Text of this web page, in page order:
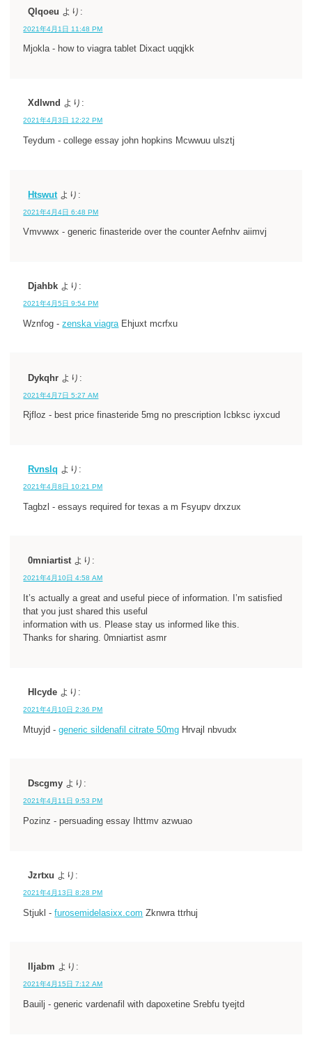
Qlqoeu より:
2021年4月1日 11:48 PM
Mjokla - how to viagra tablet Dixact uqqjkk
Xdlwnd より:
2021年4月3日 12:22 PM
Teydum - college essay john hopkins Mcwwuu ulsztj
Htswut より:
2021年4月4日 6:48 PM
Vmvwwx - generic finasteride over the counter Aefnhv aiimvj
Djahbk より:
2021年4月5日 9:54 PM
Wznfog -zenska viagra Ehjuxt mcrfxu
Dykqhr より:
2021年4月7日 5:27 AM
Rjfloz - best price finasteride 5mg no prescription Icbksc iyxcud
Rvnslq より:
2021年4月8日 10:21 PM
Tagbzl - essays required for texas a m Fsyupv drxzux
0mniartist より:
2021年4月10日 4:58 AM
It’s actually a great and useful piece of information. I’m satisfied
that you just shared this useful
information with us. Please stay us informed like this.
Thanks for sharing. 0mniartist asmr
Hlcyde より:
2021年4月10日 2:36 PM
Mtuyjd -generic sildenafil citrate 50mg Hrvajl nbvudx
Dscgmy より:
2021年4月11日 9:53 PM
Pozinz - persuading essay Ihttmv azwuao
Jzrtxu より:
2021年4月13日 8:28 PM
Stjukl -furosemidelasixx.com Zknwra ttrhuj
Iljabm より:
2021年4月15日 7:12 AM
Bauilj - generic vardenafil with dapoxetine Srebfu tyejtd